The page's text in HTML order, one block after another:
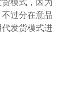
模式，因为
过分在意品
发货模式进